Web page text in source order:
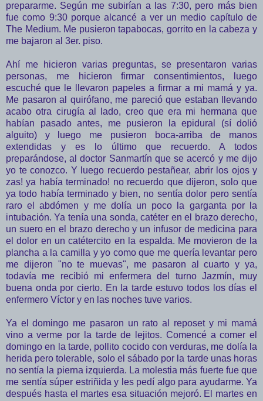
prepararme. Según me subirían a las 7:30, pero más bien
fue como 9:30 porque alcancé a ver un medio capítulo de
The Medium. Me pusieron tapabocas, gorrito en la cabeza y
me bajaron al 3er. piso.
Ahí me hicieron varias preguntas, se presentaron varias
personas, me hicieron firmar consentimientos, luego
escuché que le llevaron papeles a firmar a mi mamá y ya.
Me pasaron al quirófano, me pareció que estaban llevando
acabo otra cirugía al lado, creo que era mi hermana que
habían pasado antes, me pusieron la epidural (sí dolió
alguito) y luego me pusieron boca-arriba de manos
extendidas y es lo último que recuerdo. A todos
preparándose, al doctor Sanmartín que se acercó y me dijo
yo te conozco. Y luego recuerdo pestañear, abrir los ojos y
zas! ya había terminado! no recuerdo que dijeron, solo que
ya todo había terminado y bien, no sentía dolor pero sentía
raro el abdómen y me dolía un poco la garganta por la
intubación. Ya tenía una sonda, catéter en el brazo derecho,
un suero en el brazo derecho y un infusor de medicina para
el dolor en un catétercito en la espalda. Me movieron de la
plancha a la camilla y yo como que me quería levantar pero
me dijeron "no te muevas", me pasaron al cuarto y ya,
todavía me recibió mi enfermera del turno Jazmín, muy
buena onda por cierto. En la tarde estuvo todos los días el
enfermero Víctor y en las noches tuve varios.
Ya el domingo me pasaron un rato al reposet y mi mamá
vino a verme por la tarde de lejitos. Comencé a comer el
domingo en la tarde, pollito cocido con verduras, me dolía la
herida pero tolerable, solo el sábado por la tarde unas horas
no sentía la pierna izquierda. La molestia más fuerte fue que
me sentía súper estriñida y les pedí algo para ayudarme. Ya
después hasta el martes esa situación mejoró. El martes en